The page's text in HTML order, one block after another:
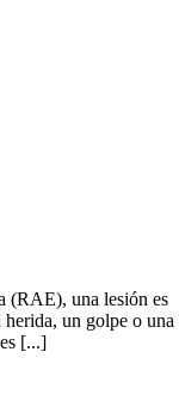
(RAE), una lesión es
un golpe o una
[...]